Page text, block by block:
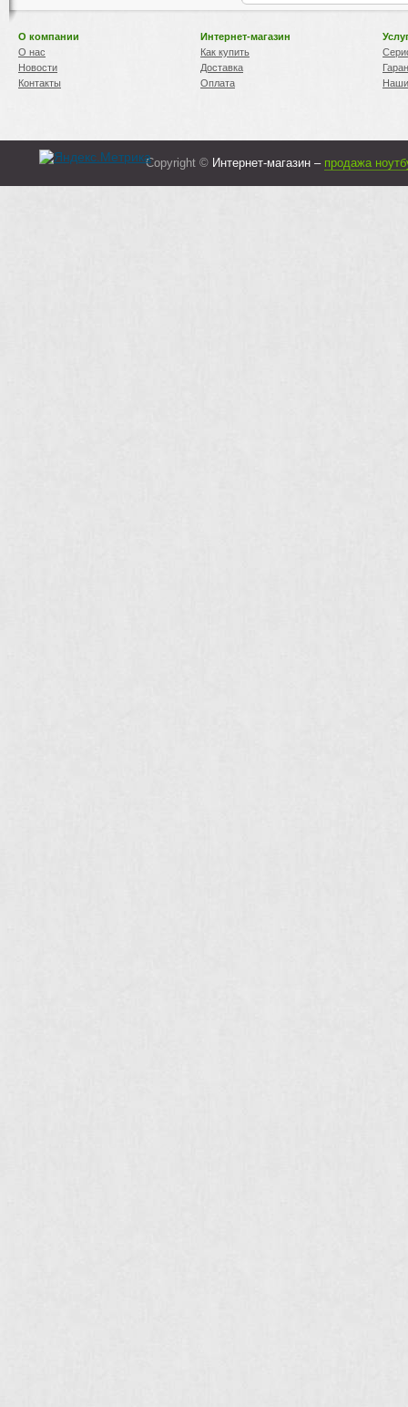
О компании
О нас
Новости
Контакты
Интернет-магазин
Как купить
Доставка
Оплата
Copyright © Интернет-магазин – продажа